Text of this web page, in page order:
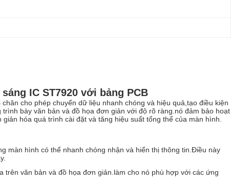
IC ST7920 với bảng PCB
cho phép chuyển dữ liệu nhanh chóng và hiệu quả,tạo điều kiện
bày văn bản và đồ họa đơn giản với độ rõ ràng.nó đảm bảo hoạt
hóa quá trình cài đặt và tăng hiệu suất tổng thể của màn hình.
màn hình có thể nhanh chóng nhận và hiển thị thông tin.Điều này
văn bản và đồ họa đơn giản.làm cho nó phù hợp với các ứng